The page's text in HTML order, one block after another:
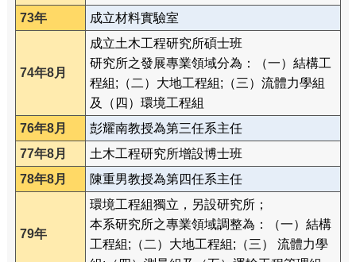
73年
成立材料實驗室
74年8月
成立土木工程研究所碩士班
研究所之發展專業領域分為：（一）結構工
程組;（二）大地工程組;（三）流體力學組
及（四）環境工程組
76年8月
彭耀南教授為第三任系主任
77年8月
土木工程研究所增設博士班
78年8月
陳重男教授為第四任系主任
79年
環境工程組獨立，另設研究所；
本系研究所之專業領域調整為：（一）結構
工程組;（二）大地工程組;（三） 流體力學